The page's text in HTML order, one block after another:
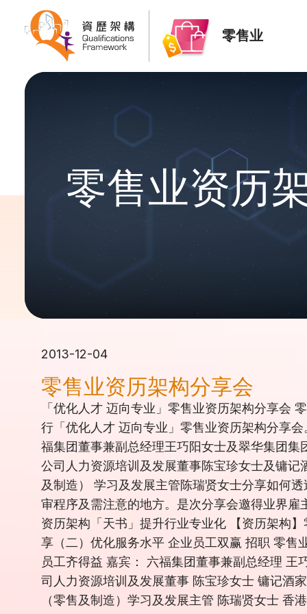
零售业
零售业资历
2013-12-04
零售业资历架构分享会
「优化人才 迈向专业」零售业资历架构分享会
行「优化人才 迈向专业」零售业资历架构分享
福集团董事兼副总经理王巧阳女士及翠华集团
公司人力资源培训及发展董事陈宝珍女士及镛
及制造） 学习及发展主管陈瑞贤女士分享如何
审程序及需注意的地方。是次分享会邀得业界
资历架构「天书」提升行业专业化 【资历架构
享（二）优化服务水平 企业员工双赢 招职 零售
员工齐得益 嘉宾： 六福集团董事兼副总经理
司人力资源培训及发展董事 陈宝珍女士 镛记酒
（零售及制造）学习及发展主管 陈瑞贤女士